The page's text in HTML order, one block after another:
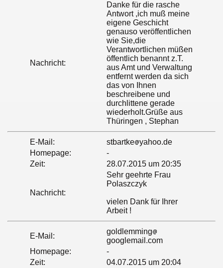
Nachricht:
Danke für die rasche
Antwort ,ich muß meine
eigene Geschicht
genauso veröffentlichen
wie Sie,die
Verantwortlichen müßen
öffentlich benannt z.T.
aus Amt und Verwaltung
entfernt werden da sich
das von Ihnen
beschreibene und
durchlittene gerade
wiederholt.Grüße aus
Thüringen , Stephan
E-Mail: stbartke yahoo.de
Homepage:
-
Zeit:
28.07.2015 um 20:35
Nachricht:
Sehr geehrte Frau
Polaszczyk
vielen Dank für Ihrer
Arbeit !
E-Mail:
goldlemming
googlemail.com
Homepage:
-
Zeit:
04.07.2015 um 20:04